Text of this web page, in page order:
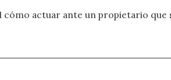
cómo actuar ante un propietario que